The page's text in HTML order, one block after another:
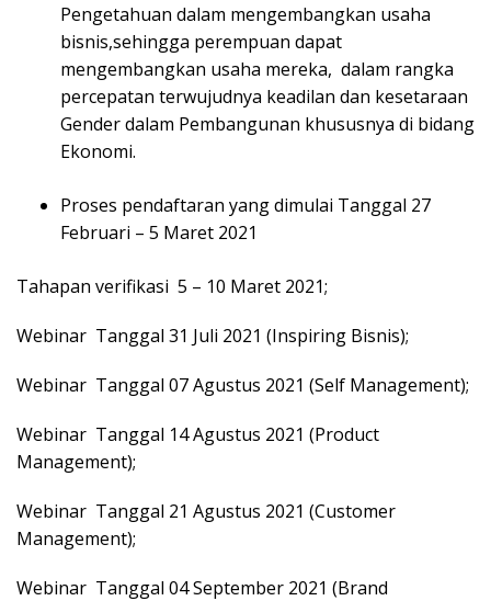
Pengetahuan dalam mengembangkan usaha
bisnis,sehingga perempuan dapat
mengembangkan usaha mereka, dalam rangka
percepatan terwujudnya keadilan dan kesetaraan
Gender dalam Pembangunan khususnya di bidang
Ekonomi.
Proses pendaftaran yang dimulai Tanggal 27
Februari – 5 Maret 2021
Tahapan verifikasi 5 – 10 Maret 2021;
Webinar Tanggal 31 Juli 2021 (Inspiring Bisnis);
Webinar Tanggal 07 Agustus 2021 (Self Management);
Webinar Tanggal 14 Agustus 2021 (Product
Management);
Webinar Tanggal 21 Agustus 2021 (Customer
Management);
Webinar Tanggal 04 September 2021 (Brand